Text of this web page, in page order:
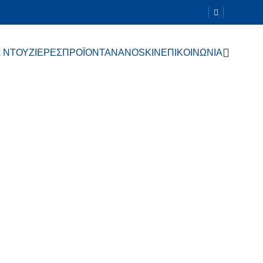
ΝΤΟΥΖΙΕΡΕΣΠΡΟΪΟΝΤΑNANOSKIN ΕΠΙΚΟΙΝΩΝΙΑ